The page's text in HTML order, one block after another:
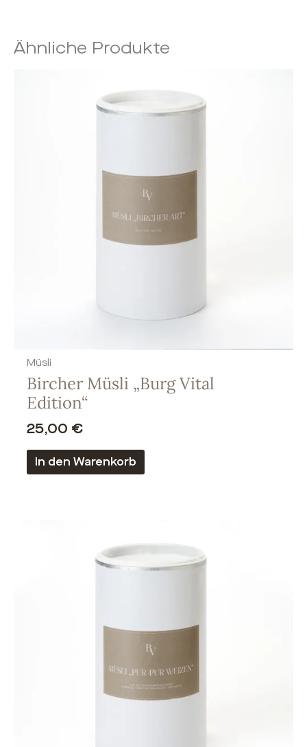
Ähnliche Produkte
Müsli
Bircher Müsli „Burg Vital
Edition“
25,00 €
In den Warenkorb